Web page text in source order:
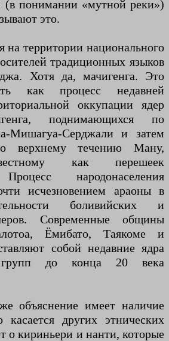
понимании «мутной реки»)
это.
на территории национального
традиционных языков
Хотя да, мачигенга. Это
как процесс недавней
оккупации ядер
поднимающихся по
Мишагуа-Серджали и затем
верхнему течению Ману,
как перешеек
народонаселения
исчезновением араоны в
боливийских и
Современные общины
Ёмибато, Таякоме и
собой недавние ядра
групп до конца 20 века
объяснение имеет наличие
других этнических
о кириньери и нанти, которые